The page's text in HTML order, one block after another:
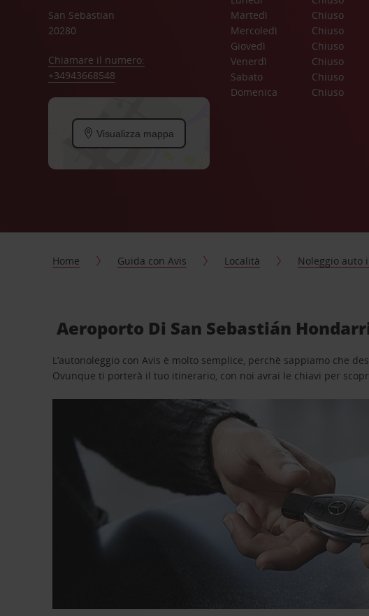
San Sebastian
20280
Chiamare il numero:
+34943668548
Visualizza mappa
Martedì
Chiuso
Mercoledì
Chiuso
Giovedì
Chiuso
Venerdì
Chiuso
Sabato
Chiuso
Domenica
Chiuso
Home Guida con Avis Località Noleggio auto
Aeroporto Di San Sebastián
L’autonoleggio con Avis è molto semplice, perchè sappiamo che
Ovunque ti porterà il tuo itinerario, con noi avrai le chiavi per